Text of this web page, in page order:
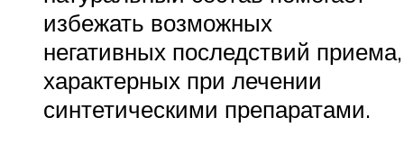
избежать возможных
негативных последствий приема,
характерных при лечении
синтетическими препаратами.